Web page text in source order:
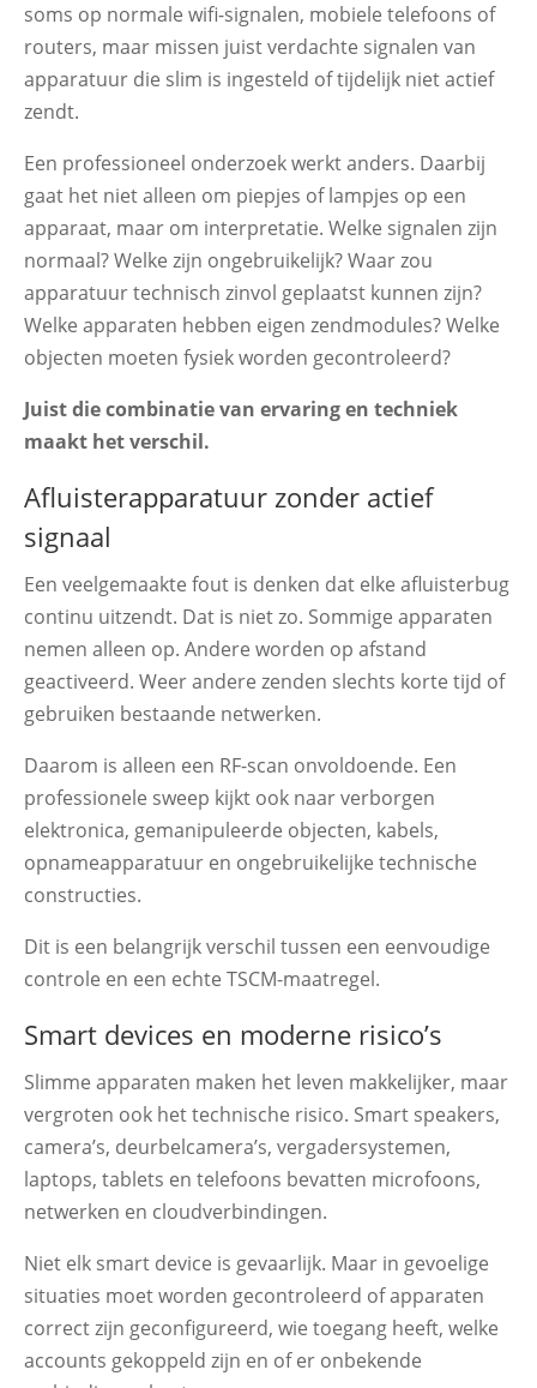
soms op normale wifi-signalen, mobiele telefoons of
routers, maar missen juist verdachte signalen van
apparatuur die slim is ingesteld of tijdelijk niet actief
zendt.
Een professioneel onderzoek werkt anders. Daarbij
gaat het niet alleen om piepjes of lampjes op een
apparaat, maar om interpretatie. Welke signalen zijn
normaal? Welke zijn ongebruikelijk? Waar zou
apparatuur technisch zinvol geplaatst kunnen zijn?
Welke apparaten hebben eigen zendmodules? Welke
objecten moeten fysiek worden gecontroleerd?
Juist die combinatie van ervaring en techniek
maakt het verschil.
Afluisterapparatuur zonder actief
signaal
Een veelgemaakte fout is denken dat elke afluisterbug
continu uitzendt. Dat is niet zo. Sommige apparaten
nemen alleen op. Andere worden op afstand
geactiveerd. Weer andere zenden slechts korte tijd of
gebruiken bestaande netwerken.
Daarom is alleen een RF-scan onvoldoende. Een
professionele sweep kijkt ook naar verborgen
elektronica, gemanipuleerde objecten, kabels,
opnameapparatuur en ongebruikelijke technische
constructies.
Dit is een belangrijk verschil tussen een eenvoudige
controle en een echte TSCM-maatregel.
Smart devices en moderne risico’s
Slimme apparaten maken het leven makkelijker, maar
vergroten ook het technische risico. Smart speakers,
camera’s, deurbelcamera’s, vergadersystemen,
laptops, tablets en telefoons bevatten microfoons,
netwerken en cloudverbindingen.
Niet elk smart device is gevaarlijk. Maar in gevoelige
situaties moet worden gecontroleerd of apparaten
correct zijn geconfigureerd, wie toegang heeft, welke
accounts gekoppeld zijn en of er onbekende